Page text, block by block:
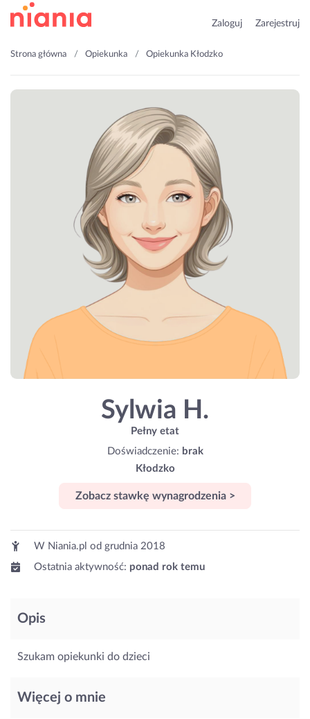
Zaloguj Zarejestruj
Strona główna Opiekunka Opiekunka Kłodzko
Sylwia H.
Pełny etat
Doświadczenie: brak
Kłodzko
Zobacz stawkę wynagrodzenia >
W Niania.pl od grudnia 2018
Ostatnia aktywność: ponad rok temu
Opis
Szukam opiekunki do dzieci
Więcej o mnie